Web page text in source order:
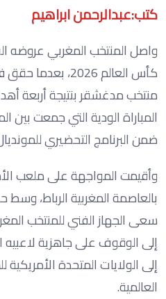
كتب:عبدالرحمن ابراهيم
واصل المنتخب المغربي عروضه
كأس العالم 2026،
منتخب مدغشقر بنتيجة أربعة
المباراة الودية التي جمعت بين
ضمن البرنامج التحضيري
وأقيمت المواجهة على ملعب
بالعاصمة المغربية الرباط،
سعى الجهاز الفني للمنتخب
إلى الوقوف على جاهزية لاعبيه
إلى الولايات المتحدة
العالمية.